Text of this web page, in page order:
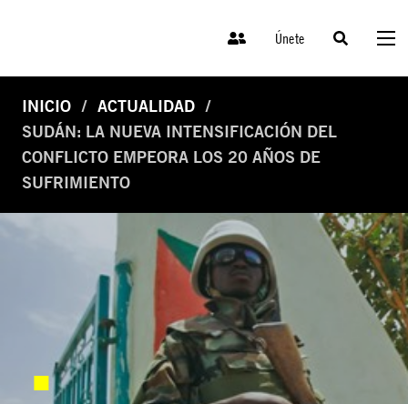
Únete
INICIO
ACTUALIDAD
SUDÁN: LA NUEVA INTENSIFICACIÓN DEL
CONFLICTO EMPEORA LOS 20 AÑOS DE
SUFRIMIENTO